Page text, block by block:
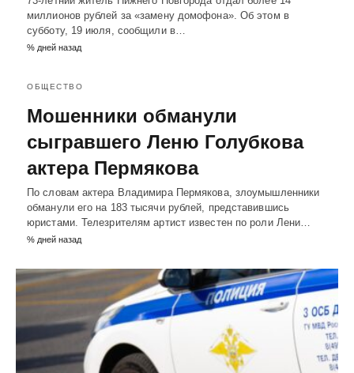
миллионов рублей за «замену домофона». Об этом в
субботу, 19 июля, сообщили в…
% дней назад
ОБЩЕСТВО
Мошенники обманули
сыгравшего Леню Голубкова
актера Пермякова
По словам актера Владимира Пермякова, злоумышленники
обманули его на 183 тысячи рублей, представившись
юристами. Телезрителям артист известен по роли Лени…
% дней назад